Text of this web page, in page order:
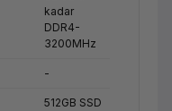
kadar
DDR4-
3200MHz
-
512GB SSD